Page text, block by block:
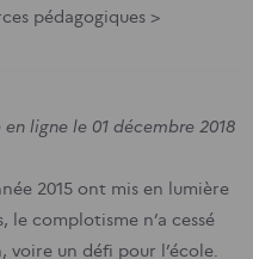
pédagogiques >
en ligne le 01 décembre 2018
2015 ont mis en lumière
le complotisme n’a cessé
voire un défi pour l’école.